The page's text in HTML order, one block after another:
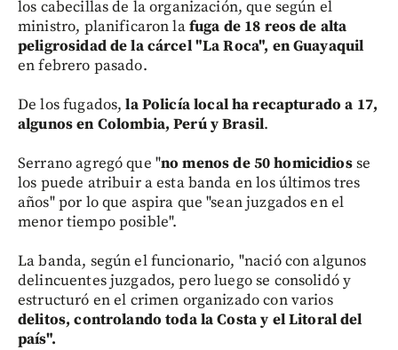
los cabecillas de la organización, que según el
ministro, planificaron lafuga de 18 reos de alta
peligrosidad de la cárcel "La Roca", en Guayaquil
en febrero pasado.
De los fugados,la Policía local ha recapturado a 17,
algunos en Colombia, Perú y Brasil.
Serrano agregó que "no menos de 50 homicidiosse
los puede atribuir a esta banda en los últimos tres
años" por lo que aspira que "sean juzgados en el
menor tiempo posible".
La banda, según el funcionario, "nació con algunos
delincuentes juzgados, pero luego se consolidó y
estructuró en el crimen organizado con varios
delitos, controlando toda la Costa y el Litoral del
país".